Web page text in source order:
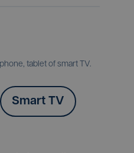
tablet of smart TV.
Smart TV